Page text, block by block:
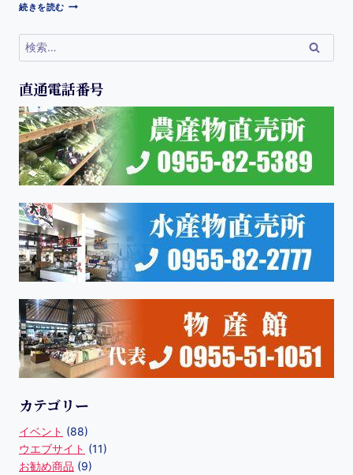
続きを読む
直通電話番号
カテゴリー
イベント (88)
ウエブサイト (11)
お勧め商品 (9)